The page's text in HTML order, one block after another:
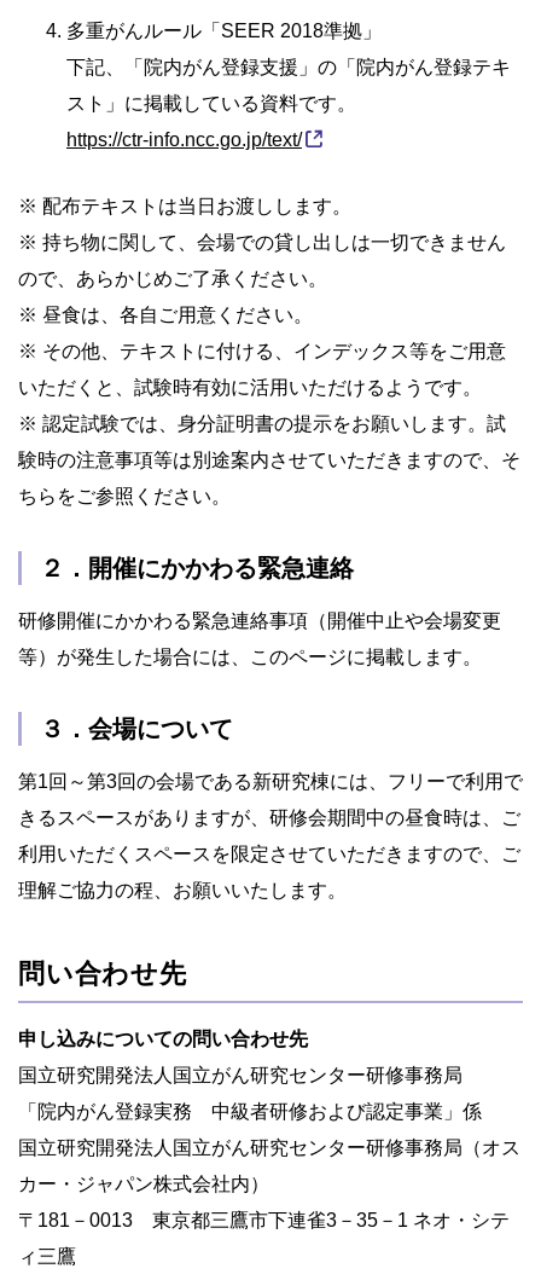
多重がんルール「SEER 2018準拠」
下記、「院内がん登録支援」の「院内がん登録テキ
スト」に掲載している資料です。
https://ctr-info.ncc.go.jp/text/
※ 配布テキストは当日お渡しします。
※ 持ち物に関して、会場での貸し出しは一切できません
ので、あらかじめご了承ください。
※ 昼食は、各自ご用意ください。
※ その他、テキストに付ける、インデックス等をご用意
いただくと、試験時有効に活用いただけるようです。
※ 認定試験では、身分証明書の提示をお願いします。試
験時の注意事項等は別途案内させていただきますので、そ
ちらをご参照ください。
２．開催にかかわる緊急連絡
研修開催にかかわる緊急連絡事項（開催中止や会場変更
等）が発生した場合には、このページに掲載します。
３．会場について
第1回～第3回の会場である新研究棟には、フリーで利用で
きるスペースがありますが、研修会期間中の昼食時は、ご
利用いただくスペースを限定させていただきますので、ご
理解ご協力の程、お願いいたします。
問い合わせ先
申し込みについての問い合わせ先
国立研究開発法人国立がん研究センター研修事務局
「院内がん登録実務 中級者研修および認定事業」係
国立研究開発法人国立がん研究センター研修事務局（オス
カー・ジャパン株式会社内）
〒181－0013 東京都三鷹市下連雀3－35－1 ネオ・シテ
ィ三鷹